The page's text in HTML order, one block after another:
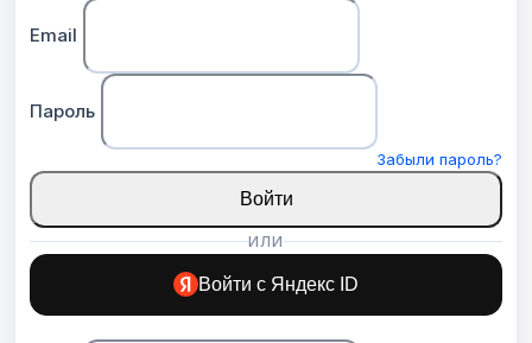
Email
Пароль
Забыли пароль?
Войти
ИЛИ
Войти с Яндекс ID